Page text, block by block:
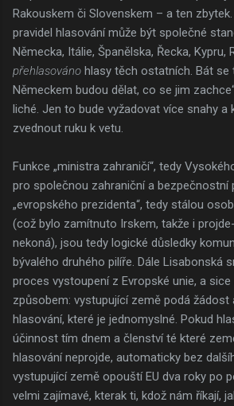
Rakouskem či Slovenskem – a ten
pravidel hlasování může být společné
Německa, Itálie, Španělska, Řecka, Kypru,
přehlasováno hlasy těch ostatních. Bát se
Německem budou dělat, co se jim
liché. Jen to bude vyžadovat více snahy a
zvednout ruku k vetu.
Funkce „ministra zahraničí“, tedy
pro společnou zahraniční a bezpečnostní
„evropského prezidenta“, tedy stálou
(což bylo zamítnuto Irskem, takže i
nekoná), jsou tedy logické důsledky
bývalého druhého pilíře. Dále Lisabonská
proces vystoupení z Evropské unie, a sice
způsobem: vystupující země podá žádost
hlasování, které je jednomyslné. Pokud
účinnost tím dnem a členství té které
hlasování neprojde, automaticky bez
vystupující země opouští EU dva roky po
velmi zajímavé, kterak ti, kdož nám říkají,